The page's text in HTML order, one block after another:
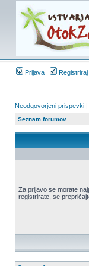
Prijava Registriraj
Neodgovorjeni prispevki |
Seznam forumov
Za prijavo se morate
registrirate, se